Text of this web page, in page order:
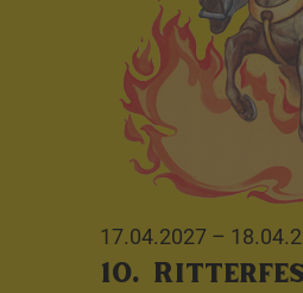
17.04.2027 –
10.